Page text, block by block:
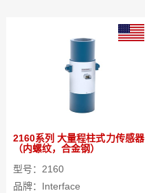
2160系列 大量程柱式力传感器
（内螺纹，合金钢）
型号：2160
品牌：Interface